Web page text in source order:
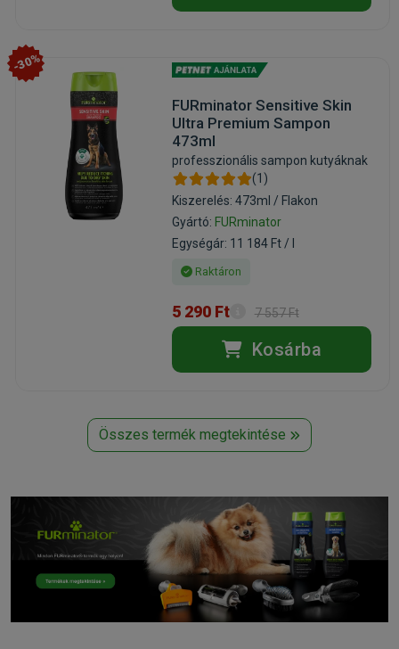
-30%
FURminator Sensitive Skin
Ultra Premium Sampon
473ml
professzionális sampon kutyáknak
(1)
Kiszerelés: 473ml / Flakon
Gyártó: FURminator
Egységár: 11 184 Ft / l
Raktáron
5 290 Ft 7 557 Ft
Kosárba
Összes termék megtekintése